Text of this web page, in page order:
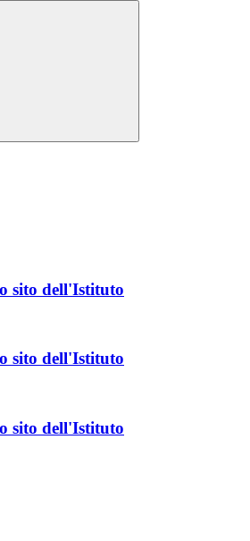
sito dell'Istituto
sito dell'Istituto
sito dell'Istituto